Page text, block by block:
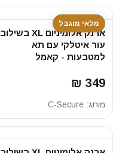
מלאי מוגבל
ארנק אלומיניום XL בשילוב
עור איטלקי עם תא
למטבעות - קאמל
349 ₪
מותג: C-Secure